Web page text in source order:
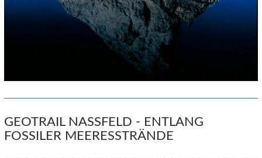
GEOTRAIL NASSFELD - ENTLANG
FOSSILER MEERESSTRÄNDE